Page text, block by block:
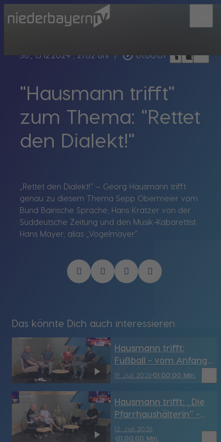
So., 15.12.2024 , 21:02 Uhr / play_circle_outline 01:00:01 headphoneschrome_reader_modebookmark_border
"Hausmann trifft"
zum Thema: "Rettet
den Dialekt!"
„Rettet den Dialekt!“ – Georg Hausmann trifft
genau zu diesem Thema Sepp Obermeier vom
Bund Bairische Sprache, Hans Kratzer von der
Süddeutsche Zeitung und den Musik-Kabarettist
Hans Mayer, alias „Vogelmayer“.
Das könnte Dich auch interessieren
19. Juli 202601:00:00 Min.
Hausmann trifft:
Fußball - vom Anfang
her gedacht
12. Juli 2026
01:00:00 Min.
Hausmann trifft: „Die
Pfarrhaushälterin“ -
ganz anders als
„Himmel, Herrgott,